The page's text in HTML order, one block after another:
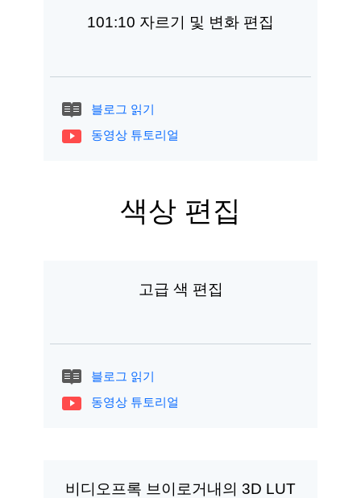
101:10 자르기 및 변화 편집
블로그 읽기
동영상 튜토리얼
색상 편집
고급 색 편집
블로그 읽기
동영상 튜토리얼
비디오프록 브이로거내의 3D LUT